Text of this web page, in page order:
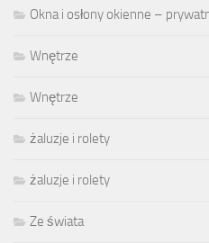
Okna i osłony okienne –
Wnętrze
Wnętrze
żaluzje i rolety
żaluzje i rolety
Ze świata